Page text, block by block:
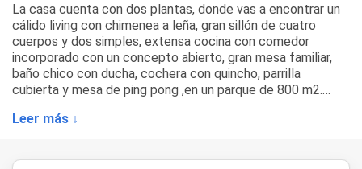
La casa cuenta con dos plantas, donde vas a encontrar un
cálido living con chimenea a leña, gran sillón de cuatro
cuerpos y dos simples, extensa cocina con comedor
incorporado con un concepto abierto, gran mesa familiar,
baño chico con ducha, cochera con quincho, parrilla
cubierta y mesa de ping pong ,en un parque de 800 m2.
En su planta alta cuenta con un baño completo y tres
Leer más ↓